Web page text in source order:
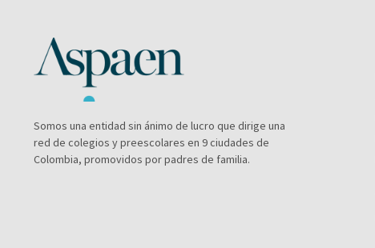
Somos una entidad sin ánimo de lucro que dirige una
red de colegios y preescolares en 9 ciudades de
Colombia, promovidos por padres de familia.